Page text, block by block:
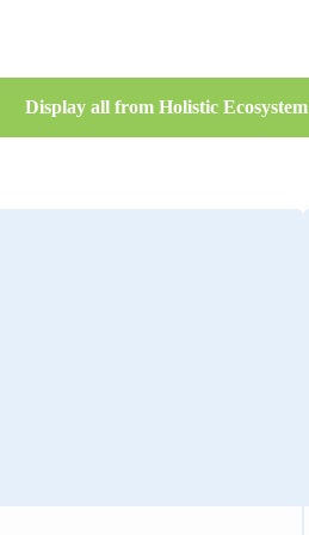
Display all from Holistic Ecosystem